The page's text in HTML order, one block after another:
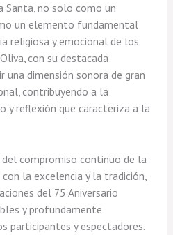
Santa, no solo como un
un elemento fundamental
religiosa y emocional de los
con su destacada
dimensión sonora de gran
contribuyendo a la
y reflexión que caracteriza a la
compromiso continuo de la
la excelencia y la tradición,
del 75 Aniversario
y profundamente
participantes y espectadores.